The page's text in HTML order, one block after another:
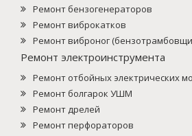
Ремонт бензогенераторов
Ремонт виброкатков
Ремонт виброног
Ремонт электроинструмента
Ремонт отбойных электрических
Ремонт болгарок УШМ
Ремонт дрелей
Ремонт перфораторов